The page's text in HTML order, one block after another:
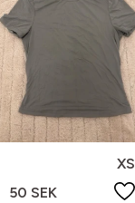
XS
50 SEK